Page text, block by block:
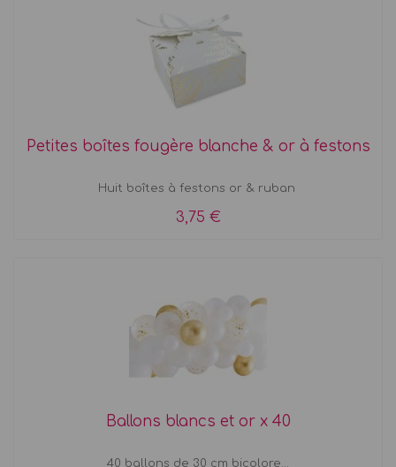
Petites boîtes fougère blanche & or à festons
Huit boîtes à festons or & ruban
3,75 €
Ballons blancs et or x 40
40 ballons de 30 cm bicolore...